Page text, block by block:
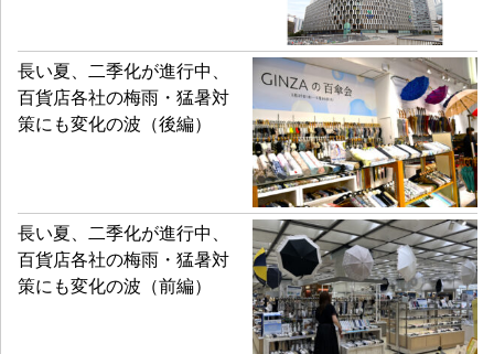
長い夏、二季化が進行中、
百貨店各社の梅雨・猛暑対
策にも変化の波（後編）
長い夏、二季化が進行中、
百貨店各社の梅雨・猛暑対
策にも変化の波（前編）